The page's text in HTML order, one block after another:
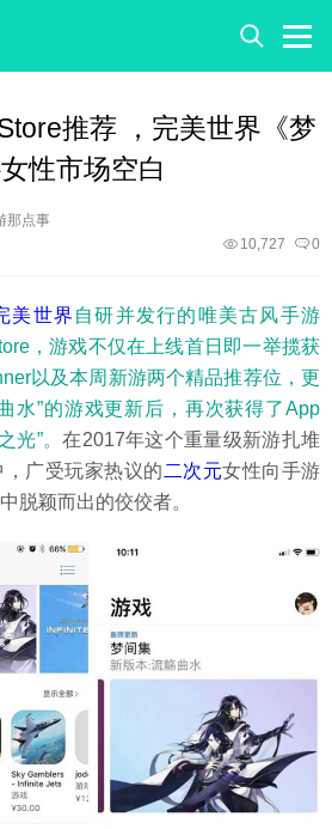
推荐 ，完美世界《梦
性市场空白
那点事
0
10,727
美世界 自研并发行的唯美古风手游
，游戏不仅在上线首日即一举揽获
以及本周新游两个精品推荐位，更
水”的游戏更新后，再次获得了App
光”。在2017年这个重量级新游扎堆
广受玩家热议的 二次元女性向手游
脱颖而出的佼佼者。